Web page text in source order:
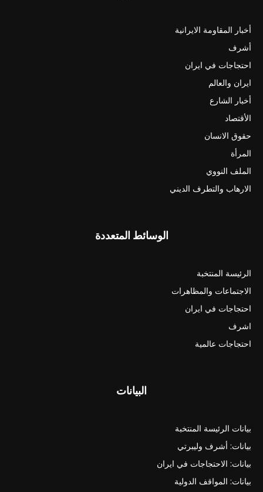
أخبار المقاومة الايرانية
أشرف
احتجاجات في ايران
ايران والعالم
أخبار الشارع
الأقتصاد
حقوق الانسان
المرأة
الملف النووي
الارهاب والتطرف الديني
الوسائط المتعددة
الرئيسة المنتخبة
الاجتماعات والمظاهرات
احتجاجات في ايران
اشرف
احتجاجات عالمية
البيانات
بيانات الرئيسة المنتخبة
بيانات: أشرف وليبرتي
بيانات: الاحتجاجات في ايران
بيانات: المواقف الدولية